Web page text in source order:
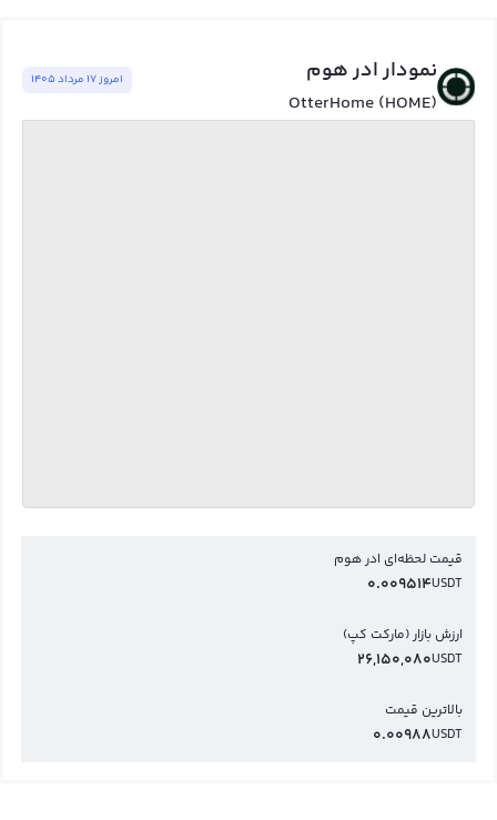
نمودار ادر هوم
OtterHome (HOME)
امروز ١٧ مرداد ١٤٠٥
قیمت لحظه‌ای ادر هوم
USDT
0.009514
ارزش بازار (مارکت کپ)
USDT
26,150,080
بالاترین قیمت
USDT
0.00988